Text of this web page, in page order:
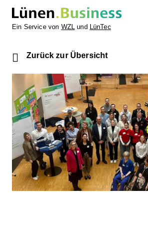
Ein Service von WZL und LünTec
Zurück zur Übersicht